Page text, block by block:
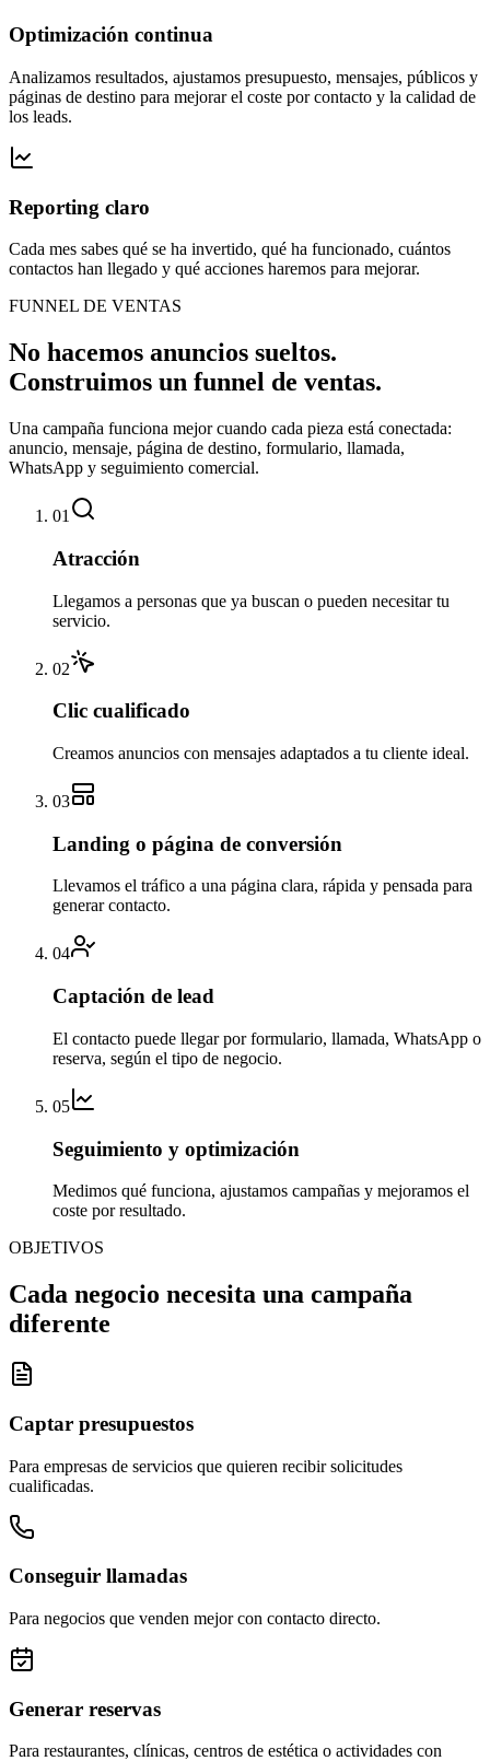
Optimización continua
Analizamos resultados, ajustamos presupuesto, mensajes, públicos y
páginas de destino para mejorar el coste por contacto y la calidad de
los leads.
Reporting claro
Cada mes sabes qué se ha invertido, qué ha funcionado, cuántos
contactos han llegado y qué acciones haremos para mejorar.
FUNNEL DE VENTAS
No hacemos anuncios sueltos.
Construimos un funnel de ventas.
Una campaña funciona mejor cuando cada pieza está conectada:
anuncio, mensaje, página de destino, formulario, llamada,
WhatsApp y seguimiento comercial.
01
Atracción
Llegamos a personas que ya buscan o pueden necesitar tu
servicio.
02
Clic cualificado
Creamos anuncios con mensajes adaptados a tu cliente ideal.
03
Landing o página de conversión
Llevamos el tráfico a una página clara, rápida y pensada para
generar contacto.
04
Captación de lead
El contacto puede llegar por formulario, llamada, WhatsApp o
reserva, según el tipo de negocio.
05
Seguimiento y optimización
Medimos qué funciona, ajustamos campañas y mejoramos el
coste por resultado.
OBJETIVOS
Cada negocio necesita una campaña
diferente
Captar presupuestos
Para empresas de servicios que quieren recibir solicitudes
cualificadas.
Conseguir llamadas
Para negocios que venden mejor con contacto directo.
Generar reservas
Para restaurantes, clínicas, centros de estética o actividades con